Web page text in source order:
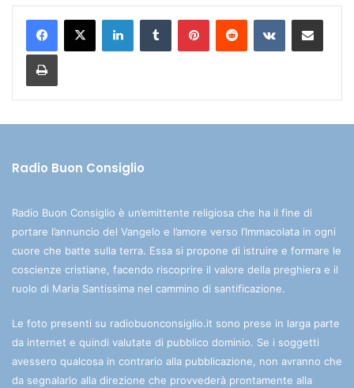
Radio Buon Consiglio
Radio Buon Consiglio è un’emittente religiosa che ha il fine di
portare l’annuncio del Vangelo e l’amore verso l’Immacolata in ogni
cuore che batte sulla terra. Essa si propone di istruire e formare le
coscienze cristiane, facendo riscoprire il valore della preghiera e il
ruolo di Maria Santissima nel cammino di santificazione.
Le foto presenti su radiobuonconsiglio.it sono prese in larga parte
da internet e quindi valutate di pubblico dominio. Se i soggetti
avessero qualcosa in contrario alla pubblicazione, non avranno che
da segnalarlo alla direzione che provvederà prontamente alla